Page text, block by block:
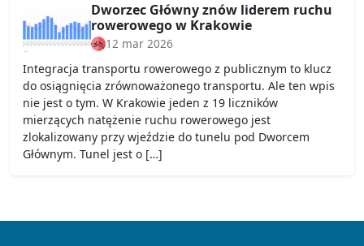
Dworzec Główny znów liderem ruchu
rowerowego w Krakowie
12 mar 2026
Integracja transportu rowerowego z publicznym to klucz
do osiągnięcia zrównoważonego transportu. Ale ten wpis
nie jest o tym. W Krakowie jeden z 19 liczników
mierzących natężenie ruchu rowerowego jest
zlokalizowany przy wjeździe do tunelu pod Dworcem
Głównym. Tunel jest o […]